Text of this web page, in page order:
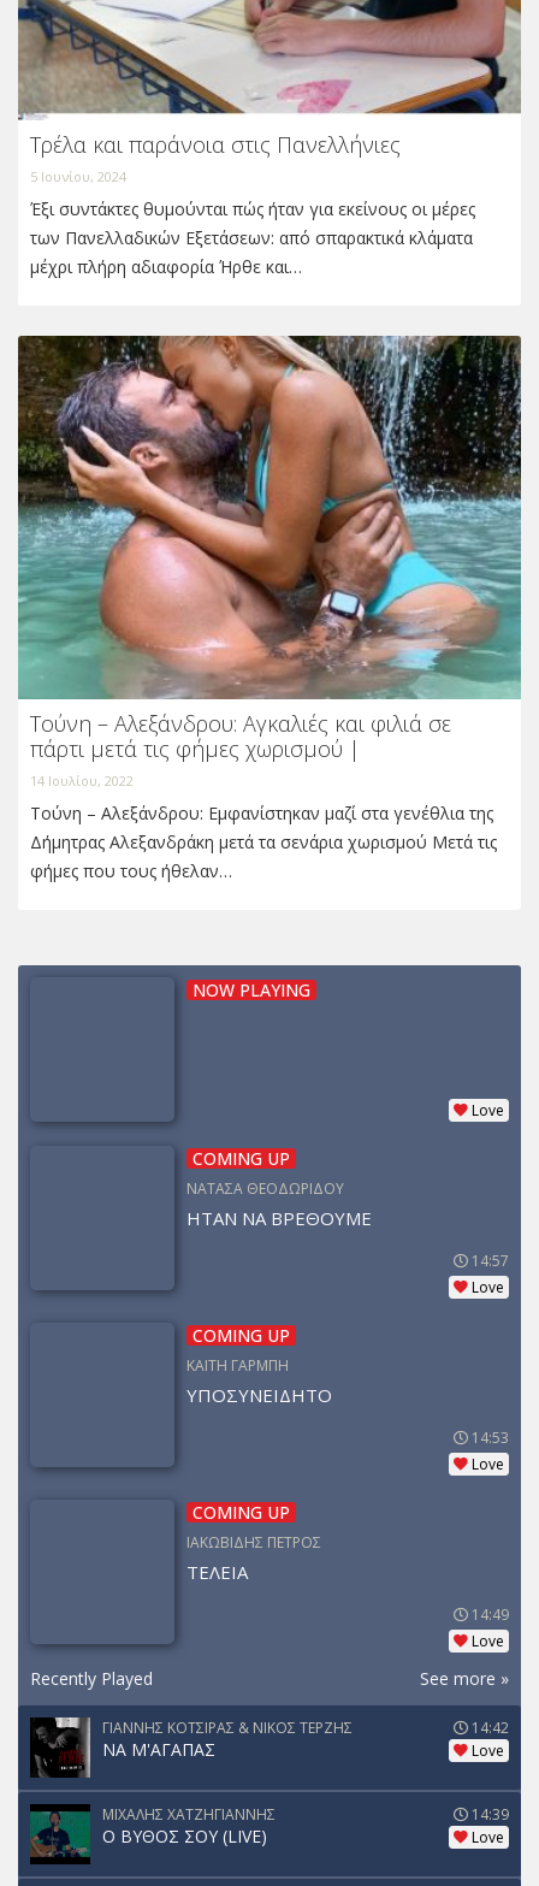
Τρέλα και παράνοια στις Πανελλήνιες
5 Ιουνίου, 2024
Έξι συντάκτες θυμούνται πώς ήταν για εκείνους οι μέρες
των Πανελλαδικών Εξετάσεων: από σπαρακτικά κλάματα
μέχρι πλήρη αδιαφορία Ήρθε και…
Τούνη – Αλεξάνδρου: Αγκαλιές και φιλιά σε
πάρτι μετά τις φήμες χωρισμού |
14 Ιουλίου, 2022
Τούνη – Αλεξάνδρου: Εμφανίστηκαν μαζί στα γενέθλια της
Δήμητρας Αλεξανδράκη μετά τα σενάρια χωρισμού Μετά τις
φήμες που τους ήθελαν…
NOW PLAYING
Love
COMING UP
ΝΑΤΑΣΑ ΘΕΟΔΩΡΙΔΟΥ
ΗΤΑΝ ΝΑ ΒΡΕΘΟΥΜΕ
14:57
Love
COMING UP
ΚΑΙΤΗ ΓΑΡΜΠΗ
ΥΠΟΣΥΝΕΙΔΗΤΟ
14:53
Love
COMING UP
ΙΑΚΩΒΙΔΗΣ ΠΕΤΡΟΣ
ΤΕΛΕΙΑ
14:49
Love
Recently Played See more »
ΓΙΑΝΝΗΣ ΚΟΤΣΙΡΑΣ & ΝΙΚΟΣ ΤΕΡΖΗΣ
ΝΑ Μ'ΑΓΑΠΑΣ
14:42
Love
ΜΙΧΑΛΗΣ ΧΑΤΖΗΓΙΑΝΝΗΣ
Ο ΒΥΘΟΣ ΣΟΥ (LIVE)
14:39
Love